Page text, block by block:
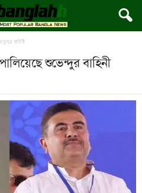
বাহিনী
শুভেন্দুর বাহিনী